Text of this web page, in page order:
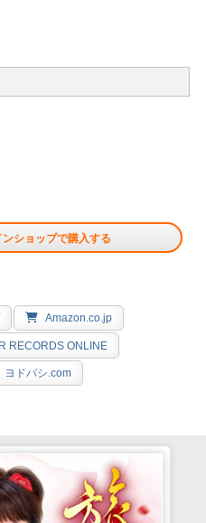
ショップで購入する
Amazon.co.jp
RECORDS ONLINE
ヨドバシ.com